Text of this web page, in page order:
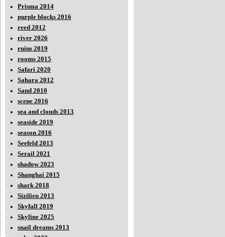
Prisma 2014
purple blocks 2016
reed 2012
river 2026
ruins 2019
rooms 2015
Safari 2020
Sahara 2012
Sand 2010
scene 2016
sea and clouds 2013
seaside 2019
season 2016
Seefeld 2013
Serail 2021
shadow 2023
Shanghai 2015
shark 2018
Sizilien 2013
Skyfall 2019
Skyline 2025
snail dreams 2013